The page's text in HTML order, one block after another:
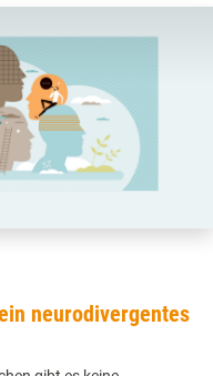
neurodivergentes